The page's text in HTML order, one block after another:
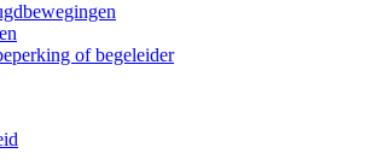
of begeleider